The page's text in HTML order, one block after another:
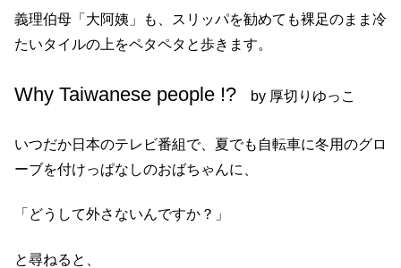
義理伯母「大阿姨」も、スリッパを勧めても裸足のまま冷
たいタイルの上をペタペタと歩きます。
Why Taiwanese people !? by 厚切りゆっこ
いつだか日本のテレビ番組で、夏でも自転車に冬用のグロ
ーブを付けっぱなしのおばちゃんに、
「どうして外さないんですか？」
と尋ねると、